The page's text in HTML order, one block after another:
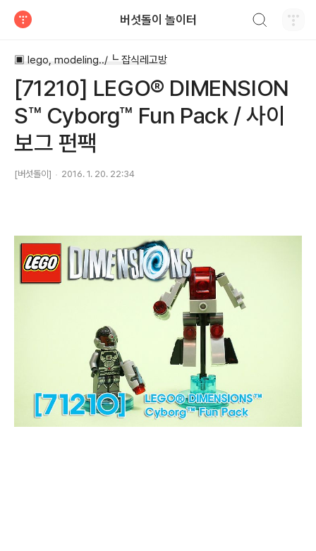
버섯돌이 놀이터
▣ lego, modeling../┗ 잡식레고방
[71210] LEGO® DIMENSION
S™ Cyborg™ Fun Pack / 사이
보그 펀팩
[버섯돌이] 2016. 1. 20. 22:34